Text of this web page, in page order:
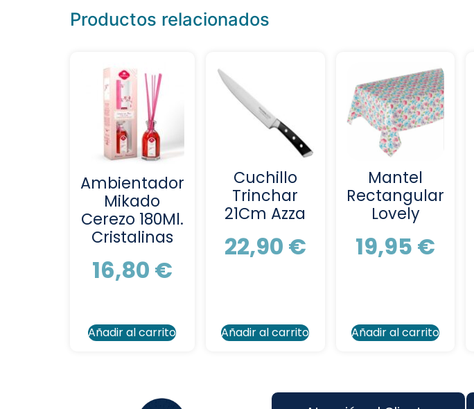
Productos relacionados
Ambientador
Mikado
Cerezo 180Ml.
Cristalinas
16,80 €
Añadir al carrito
Cuchillo
Trinchar
21Cm Azza
22,90 €
Añadir al carrito
Mantel
Rectangular
Lovely
19,95 €
Añadir al carrito